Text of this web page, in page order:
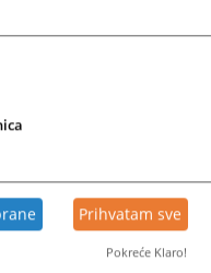
Općinskog suda u
ime i prezime),
)
Prihvatam sve
Pokreće Klaro!